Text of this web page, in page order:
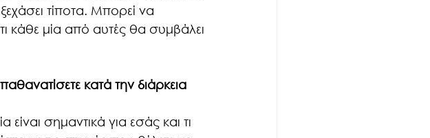
τίποτα. Μπορεί να
κάθε μία από αυτές θα συμβάλει
κατά την διάρκεια
σημαντικά για εσάς και τι